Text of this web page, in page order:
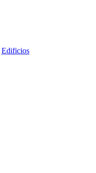
Edificios